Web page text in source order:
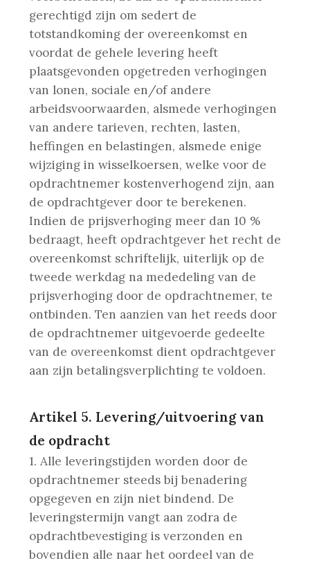
gerechtigd zijn om sedert de
totstandkoming der overeenkomst en
voordat de gehele levering heeft
plaatsgevonden opgetreden verhogingen
van lonen, sociale en/of andere
arbeidsvoorwaarden, alsmede verhogingen
van andere tarieven, rechten, lasten,
heffingen en belastingen, alsmede enige
wijziging in wisselkoersen, welke voor de
opdrachtnemer kostenverhogend zijn, aan
de opdrachtgever door te berekenen.
Indien de prijsverhoging meer dan 10 %
bedraagt, heeft opdrachtgever het recht de
overeenkomst schriftelijk, uiterlijk op de
tweede werkdag na mededeling van de
prijsverhoging door de opdrachtnemer, te
ontbinden. Ten aanzien van het reeds door
de opdrachtnemer uitgevoerde gedeelte
van de overeenkomst dient opdrachtgever
aan zijn betalingsverplichting te voldoen.
Artikel 5. Levering/uitvoering van
de opdracht
1. Alle leveringstijden worden door de
opdrachtnemer steeds bij benadering
opgegeven en zijn niet bindend. De
leveringstermijn vangt aan zodra de
opdrachtbevestiging is verzonden en
bovendien alle naar het oordeel van de